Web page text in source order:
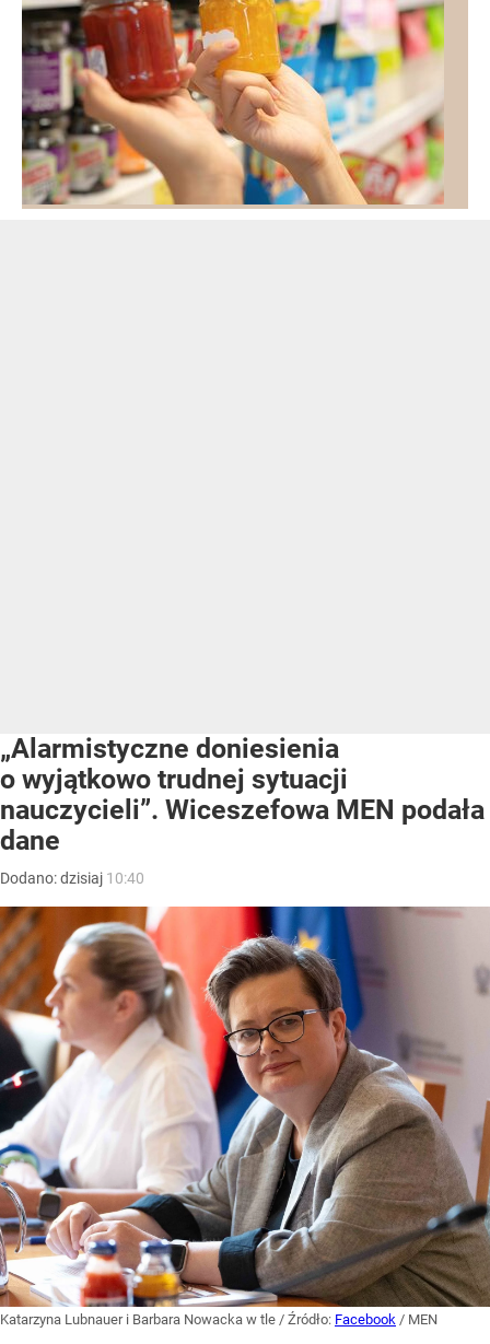
„Alarmistyczne doniesienia
o wyjątkowo trudnej sytuacji
nauczycieli”. Wiceszefowa MEN podała
dane
Dodano:dzisiaj 10:40
Katarzyna Lubnauer i Barbara Nowacka w tle / Źródło: Facebook / MEN